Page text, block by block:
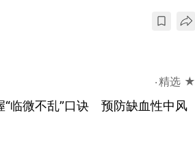
精选 ★
“临微不乱”口诀 预防缺血性中风